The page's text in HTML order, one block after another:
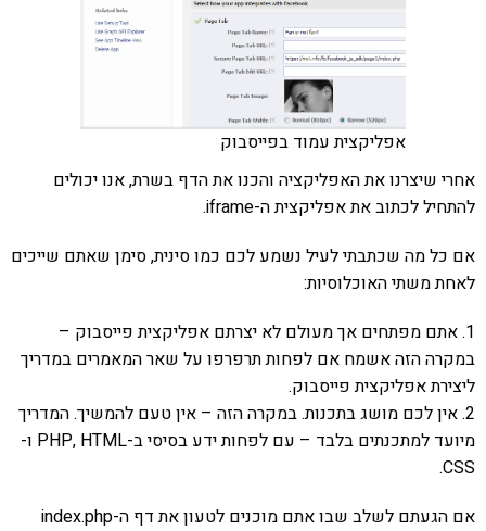
אפליקצית עמוד בפייסבוק
אחרי שיצרנו את האפליקציה והכנו את הדף בשרת, אנו יכולים
להתחיל לכתוב את אפליקצית ה-iframe.
אם כל מה שכתבתי לעיל נשמע לכם כמו סינית, סימן שאתם שייכים
לאחת משתי האוכלוסיות:
1. אתם מפתחים אך מעולם לא יצרתם אפליקצית פייסבוק –
במקרה הזה אשמח אם לפחות תרפרפו על שאר המאמרים במדריך
ליצירת אפליקצית פייסבוק.
2. אין לכם מושג בתכנות. במקרה הזה – אין טעם להמשיך. המדריך
מיועד למתכנתים בלבד – עם לפחות ידע בסיסי ב-PHP, HTML ו-
CSS.
אם הגעתם לשלב שבו אתם מוכנים לטעון את דף ה-index.php